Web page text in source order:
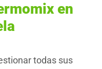
en
todas sus